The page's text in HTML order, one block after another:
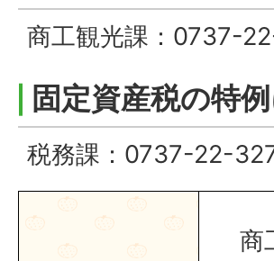
商工観光課：0737-
固定資産税の特
税務課：0737-22-
商